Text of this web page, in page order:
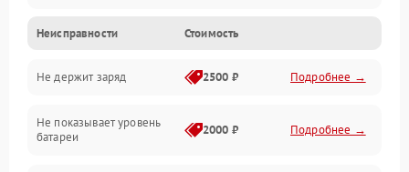
Тормоза и безопасность
Подвеска и колеса
Электроника и управление
Неисправности Стоимость
Не держит заряд 2500 ₽ Подробнее →
Не показывает уровень
батареи
2000 ₽ Подробнее →